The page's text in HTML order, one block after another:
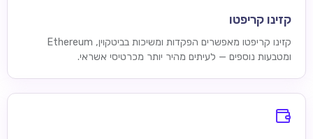
קזינו קריפטו
קזינו קריפטו מאפשרים הפקדות ומשיכות בביטקוין, Ethereum
ומטבעות נוספים — לעיתים מהיר יותר מכרטיסי אשראי.